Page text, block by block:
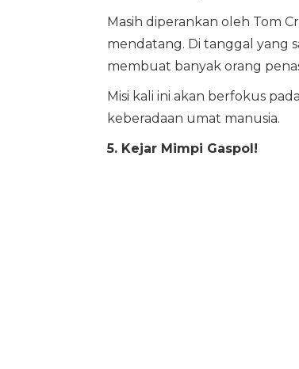
Masih diperankan oleh Tom
mendatang. Di tanggal yang
membuat banyak orang
Misi kali ini akan berfokus
keberadaan umat manusia.
5. Kejar Mimpi Gaspol!